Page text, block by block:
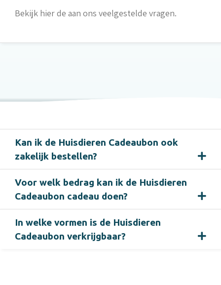
Bekijk hier de aan ons veelgestelde vragen.
Kan ik de Huisdieren Cadeaubon ook
zakelijk bestellen?
Voor welk bedrag kan ik de Huisdieren
Cadeaubon cadeau doen?
In welke vormen is de Huisdieren
Cadeaubon verkrijgbaar?